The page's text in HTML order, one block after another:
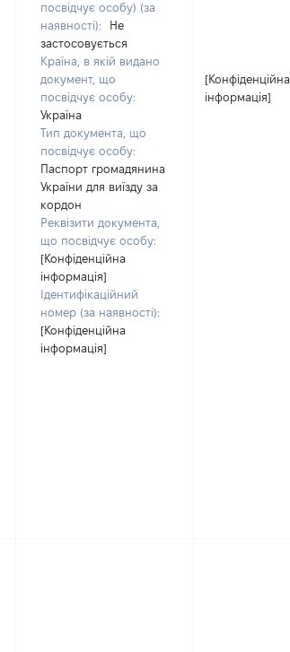
посвідчує особу) (за
наявності):
Не
застосовується
Країна, в якій видано
документ, що
посвідчує особу:
Україна
Тип документа, що
посвідчує особу:
Паспорт громадянина
України для виїзду за
кордон
Реквізити документа,
що посвідчує особу:
[Конфіденційна
інформація]
Ідентифікаційний
номер (за наявності):
[Конфіденційна
інформація]
[Конфіденційна
інформація]